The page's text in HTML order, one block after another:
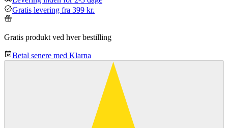
Gratis levering fra 399 kr.
Gratis produkt ved hver bestilling
Betal senere med Klarna